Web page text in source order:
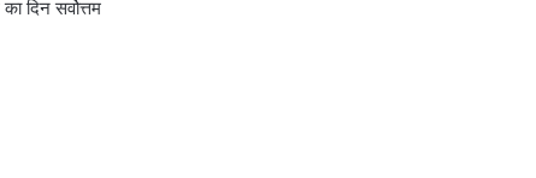
दिन सर्वोत्तम